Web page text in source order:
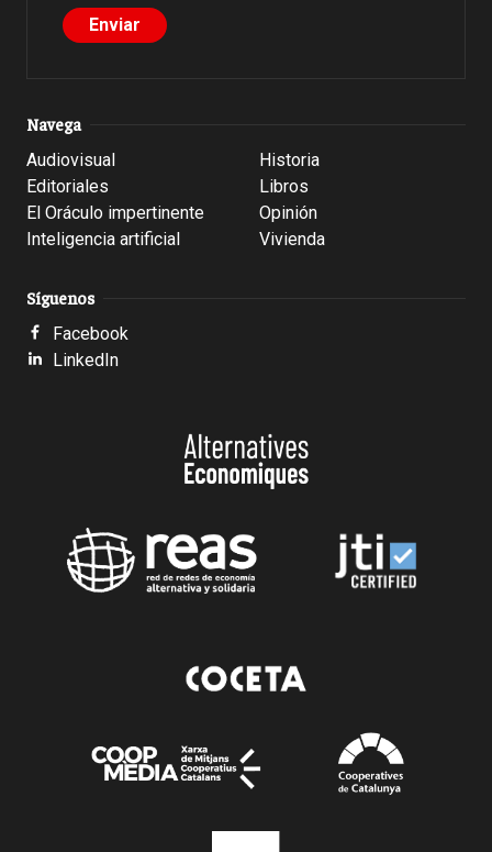
Navega
Audiovisual
Editoriales
El Oráculo impertinente
Inteligencia artificial
Historia
Libros
Opinión
Vivienda
Síguenos
Facebook
LinkedIn